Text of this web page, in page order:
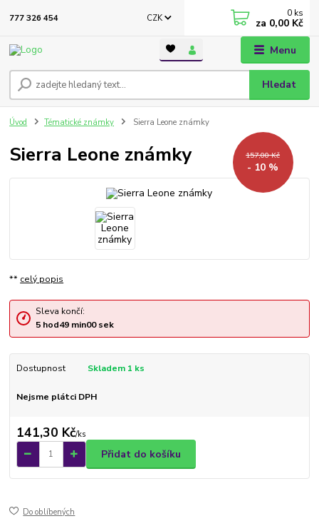
Menu
CZK
Hledat
777 326 454 0 ks
za 0,00 Kč
Úvod Tématické známky Sierra Leone známky
Sierra Leone známky 157,00 Kč
- 10 %
** celý popis
Sleva končí:
5hod49min00sek
Dostupnost Skladem 1 ks
Nejsme plátci DPH
141,30 Kč/ks
Přidat do košíku
Do oblíbených